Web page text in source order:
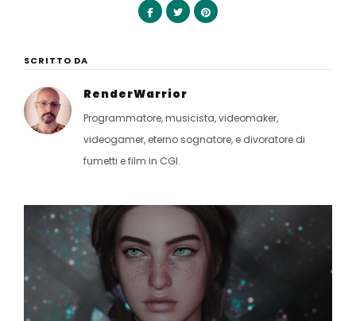
SCRITTO DA
RenderWarrior
Programmatore, musicista, videomaker,
videogamer, eterno sognatore, e divoratore di
fumetti e film in CGI.